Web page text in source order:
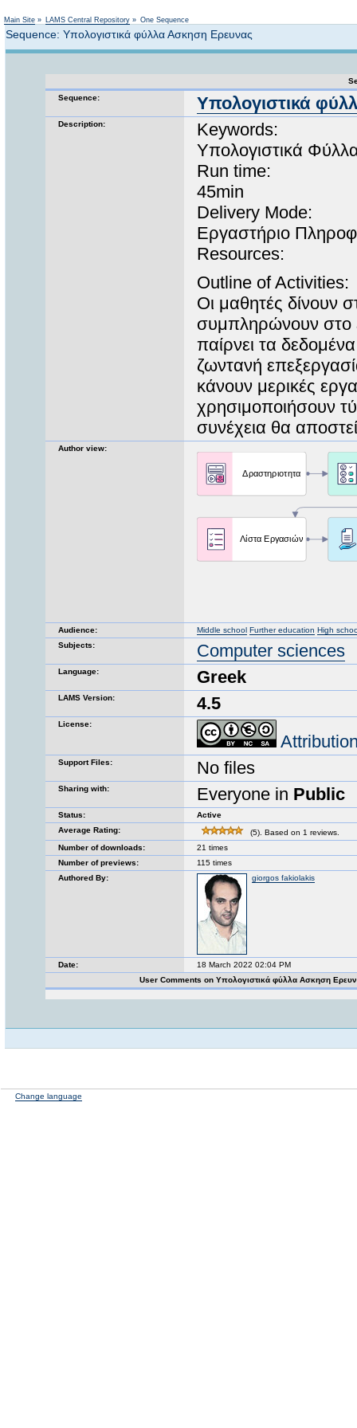
Main Site » LAMS Central Repository » One Sequence
Sequence: Υπολογιστικά φύλλα Ασκηση Ερευνας
Sequence:
Υπολογιστικά
Description:
Keywords:
Υπολογιστικά
Run time:
45min
Delivery Mode:
Εργαστήριο
Resources:
Outline of Activities:
Οι μαθητές δίνουν
συμπληρώνουν στο
παίρνει τα
ζωντανή
κάνουν μερικές
χρησιμοποιήσουν
συνέχεια θα
Author view:
Audience: Middle school Further education High
Subjects:
Computer sciences
Language: Greek
LAMS Version: 4.5
License:
Support Files: No files
Sharing with: Everyone in Public
Status:
Active
Average Rating:
(5). Based on 1 reviews.
Number of downloads:
21 times
Number of previews:
115 times
Authored By:
giorgos fakiolakis
Date:
18 March 2022 02:04 PM
User Comments on Υπολογιστικά φύλλα Ασκηση
Change language